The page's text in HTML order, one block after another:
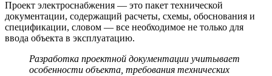
Проект электроснабжения — это пакет технической
документации, содержащий расчеты, схемы, обоснования и
спецификации, словом — все необходимое не только для
ввода объекта в эксплуатацию.
Разработка проектной документации учитывает
особенности объекта, требования технических